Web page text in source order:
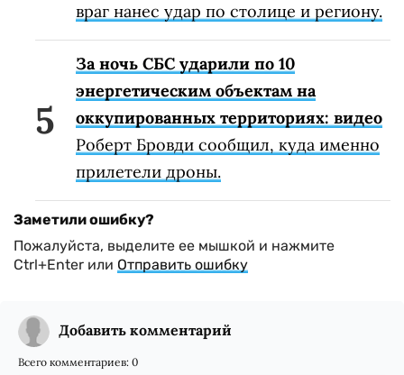
враг нанес удар по столице и региону.
За ночь СБС ударили по 10
энергетическим объектам на
оккупированных территориях: видео
Роберт Бровди сообщил, куда именно
прилетели дроны.
Заметили ошибку?
Пожалуйста, выделите ее мышкой и нажмите
Ctrl+Enter или Отправить ошибку
Добавить комментарий
Всего комментариев: 0